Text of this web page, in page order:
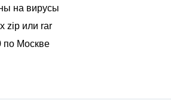
на вирусы
zip или rar
по Москве